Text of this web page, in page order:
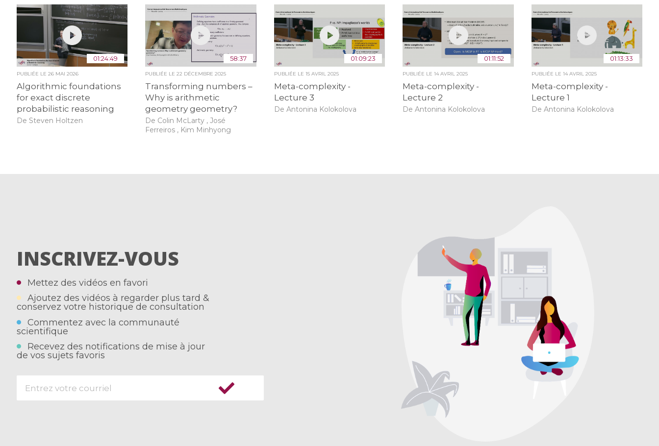
01:24:49
PUBLIÉE LE 26 MAI 2026
Algorithmic foundations
for exact discrete
probabilistic reasoning
De Steven Holtzen
58:37
PUBLIÉE LE22 DÉCEMBRE 2025
Transforming numbers –
Why is arithmetic
geometry geometry?
De Colin McLarty , José
Ferreiros , Kim Minhyong
01:09:23
PUBLIÉE LE 15 AVRIL 2025
Meta-complexity -
Lecture 3
De Antonina Kolokolova
01:11:52
PUBLIÉE LE14 AVRIL 2025
Meta-complexity -
Lecture 2
De Antonina Kolokolova
01:13:33
PUBLIÉE LE 14 AVRIL 2025
Meta-complexity -
Lecture 1
De Antonina Kolokolova
INSCRIVEZ-VOUS
Mettez des vidéos en favori
Ajoutez des vidéos à regarder plus tard &
conservez votre historique de consultation
Commentez avec la communauté
scientifique
Recevez des notifications de mise à jour
de vos sujets favoris